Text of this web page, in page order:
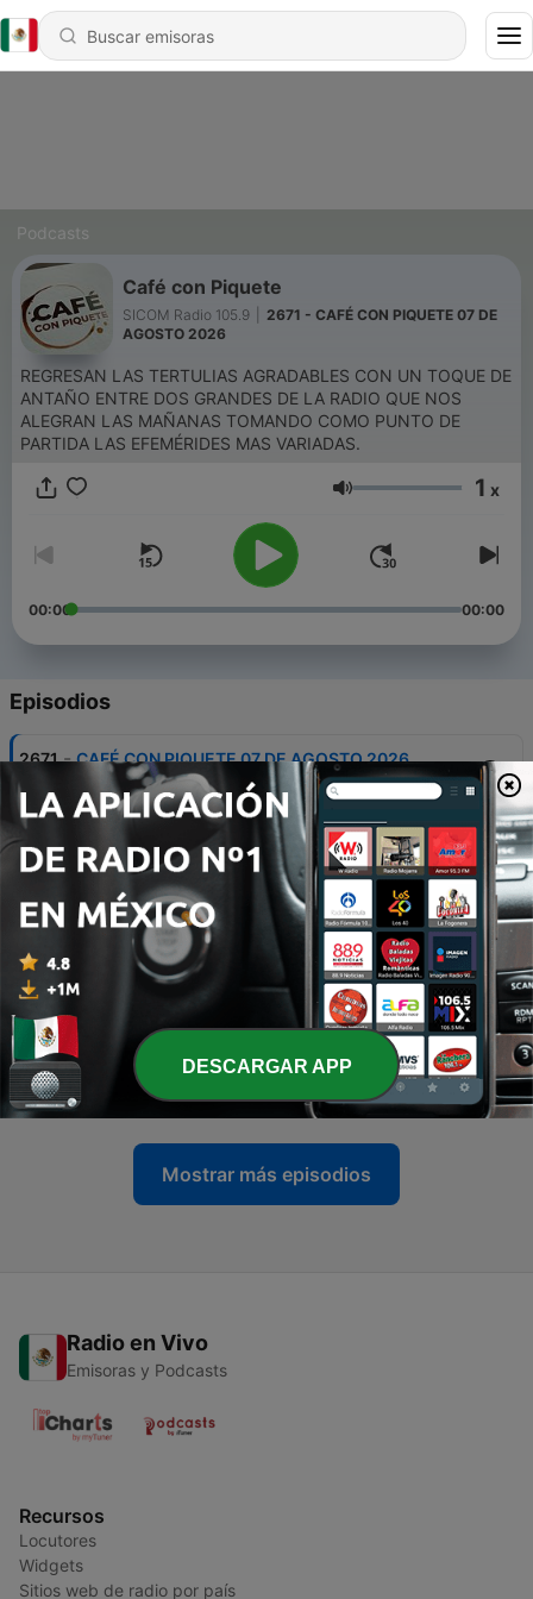
Podcasts
Café con Piquete
SICOM Radio 105.9
2671 - CAFÉ CON PIQUETE 07 DE
AGOSTO 2026
REGRESAN LAS TERTULIAS AGRADABLES CON UN TOQUE DE
ANTAÑO ENTRE DOS GRANDES DE LA RADIO QUE NOS
ALEGRAN LAS MAÑANAS TOMANDO COMO PUNTO DE
PARTIDA LAS EFEMÉRIDES MAS VARIADAS.
Volumen 1 x
00:00 00:00
Episodios
2671 - CAFÉ CON PIQUETE 07 DE AGOSTO 2026
07 ago. 2026
2670 CAFÉ CON PIQUETE 06 DE AGOSTO 2026
06 ago. 2026
2669 CAFÉ CON PIQUETE 05 DE AGOSTO 2026
2668 - CAFÉ CON PIQUETE 04 DE AGOSTO 2026
04 ago. 2026
2667 - CAFÉ CON PIQUETE 03 DE AGOSTO 2026
03 ago. 2026
Mostrar más episodios
Radio en Vivo
Emisoras y Podcasts
Recursos
Locutores
Widgets
Sitios web de radio por país
DESCARGAR APP